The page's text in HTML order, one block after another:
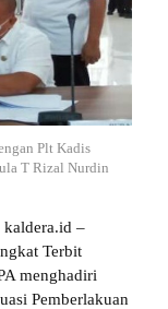
Plt Kadis
T Rizal Nurdin
kaldera.id –
Terbit
menghadiri
Pemberlakuan